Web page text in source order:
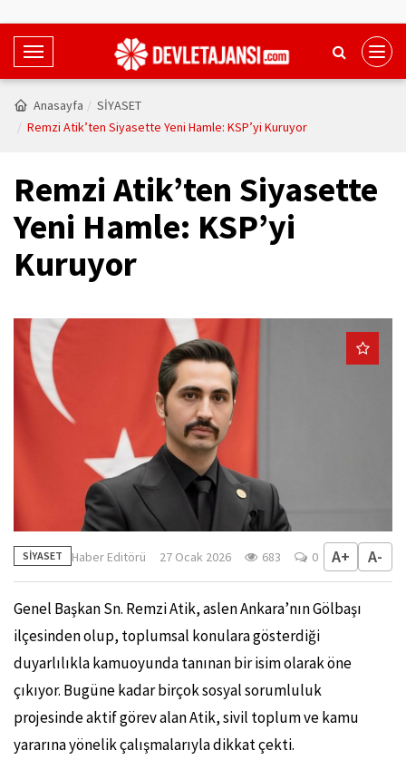
T
o
g
g
N
v
i
g
t
o
n
Anasayfa
SİYASET
Remzi Atik’ten Siyasette Yeni Hamle: KSP’yi Kuruyor
Remzi Atik’ten Siyasette
Yeni Hamle: KSP’yi
Kuruyor
SİYASET Haber Editörü 27 Ocak 2026 683 0 A+ A-
Genel Başkan Sn. Remzi Atik, aslen Ankara’nın Gölbaşı
ilçesinden olup, toplumsal konulara gösterdiği
duyarlılıkla kamuoyunda tanınan bir isim olarak öne
çıkıyor. Bugüne kadar birçok sosyal sorumluluk
projesinde aktif görev alan Atik, sivil toplum ve kamu
yararına yönelik çalışmalarıyla dikkat çekti.